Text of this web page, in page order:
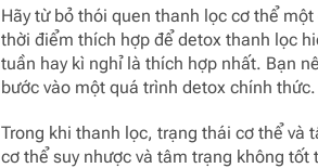
Hãy từ bỏ thói quen thanh lọc cơ thể
thời điểm thích hợp để detox thanh lọc
tuần hay kì nghỉ là thích hợp nhất. Bạn
bước vào một quá trình detox chính thức.
Trong khi thanh lọc, trạng thái cơ thể và
cơ thể suy nhược và tâm trạng không